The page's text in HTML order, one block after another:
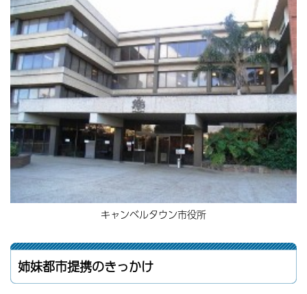
キャンベルタウン市役所
姉妹都市提携のきっかけ